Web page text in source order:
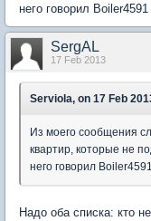
него говорил
SergAL
17 Feb 2013
Serviola, on 17 Feb
Из моего сообщения
квартир, которые не
него говорил
Надо оба списка: кто